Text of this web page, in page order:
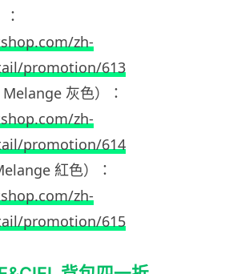
zh-
promotion/613
灰色）：
zh-
promotion/614
紅色）：
zh-
promotion/615